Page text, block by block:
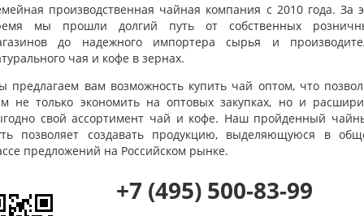
производственная чайная компания с 2010 года. За
мы прошли долгий путь от собственных
до надежного импортера сырья и
чая и кофе в зернах.
предлагаем вам возможность купить чай оптом, что
не только экономить на оптовых закупках, но и
свой ассортимент чай и кофе. Наш пройденный
позволяет создавать продукцию, выделяющуюся в
предложений на Российском рынке.
+7 (495) 500-83-99